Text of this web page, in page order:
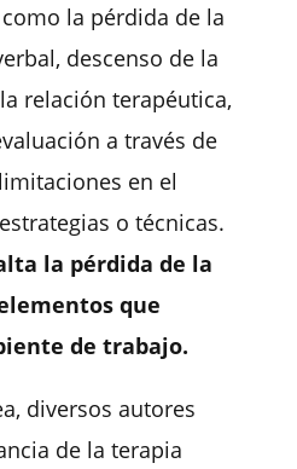
la pérdida de la
descenso de la
relación terapéutica,
a través de
en el
o técnicas.
la pérdida de la
que
de trabajo.
diversos autores
de la terapia